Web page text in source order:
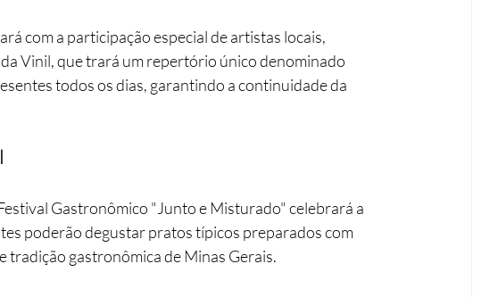
com a participação especial de artistas locais,
Vinil, que trará um repertório único denominado
todos os dias, garantindo a continuidade da
Gastronômico "Junto e Misturado" celebrará a
poderão degustar pratos típicos preparados com
tradição gastronômica de Minas Gerais.